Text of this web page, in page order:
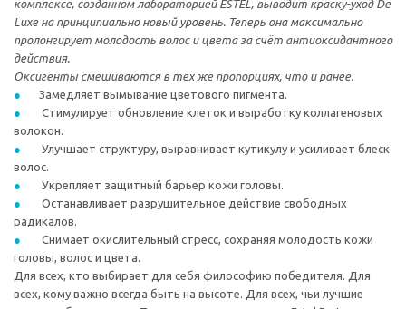
комплексе, созданном лабораторией ESTEL, выводит краску-уход De
Luxe на принципиально новый уровень. Теперь она максимально
пролонгирует молодость волос и цвета за счёт антиоксидантного
действия.
Оксигенты смешиваются в тех же пропорциях, что и ранее.
Замедляет вымывание цветового пигмента.
Стимулирует обновление клеток и выработку коллагеновых
волокон.
Улучшает структуру, выравнивает кутикулу и усиливает блеск
волос.
Укрепляет защитный барьер кожи головы.
Останавливает разрушительное действие свободных
радикалов.
Снимает окислительный стресс, сохраняя молодость кожи
головы, волос и цвета.
Для всех, кто выбирает для себя философию победителя. Для
всех, кому важно всегда быть на высоте. Для всех, чьи лучшие